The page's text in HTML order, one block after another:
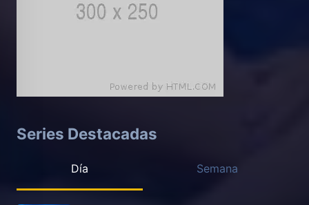
Series Destacadas
Día Semana